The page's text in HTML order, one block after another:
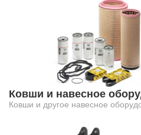
Ковши и навесное
Ковши и другое навесное